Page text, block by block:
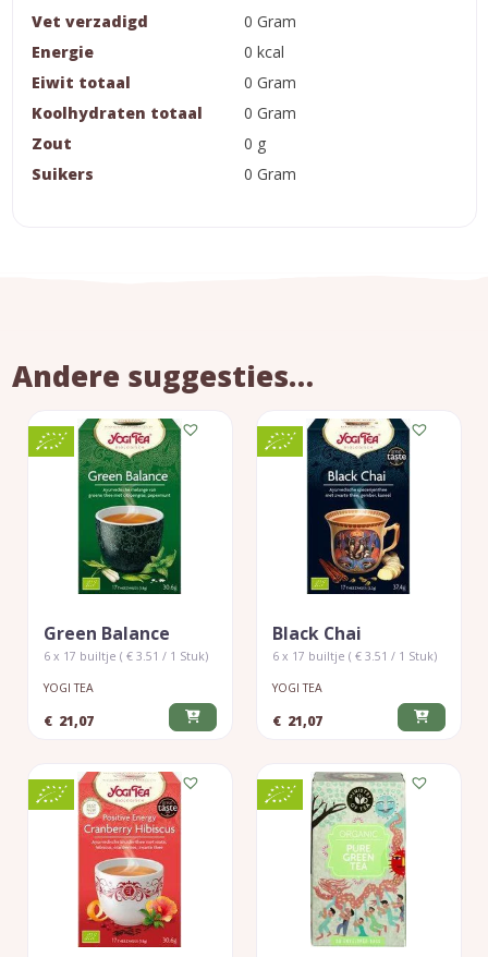
Vet verzadigd
0 Gram
Energie
0 kcal
Eiwit totaal
0 Gram
Koolhydraten totaal
0 Gram
Zout
0 g
Suikers
0 Gram
Andere suggesties…
Green Balance
6 x 17 builtje ( € 3.51 / 1 Stuk)
YOGI TEA
€ 21,07
Black Chai
6 x 17 builtje ( € 3.51 / 1 Stuk)
YOGI TEA
€ 21,07